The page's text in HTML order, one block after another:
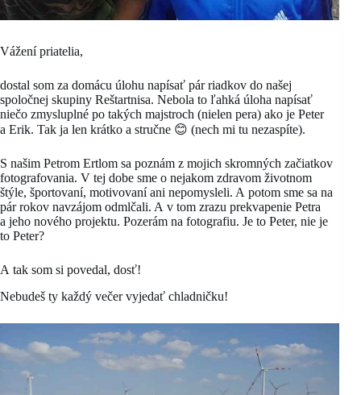
Vážení priatelia,
dostal som za domácu úlohu napísať pár riadkov do našej
spoločnej skupiny Reštartnisa. Nebola to ľahká úloha napísať
niečo zmysluplné po takých majstroch (nielen pera) ako je Peter
a Erik. Tak ja len krátko a stručne 😊 (nech mi tu nezaspíte).
S našim Petrom Ertlom sa poznám z mojich skromných začiatkov
fotografovania. V tej dobe sme o nejakom zdravom životnom
štýle, športovaní, motivovaní ani nepomysleli. A potom sme sa na
pár rokov navzájom odmlčali. A v tom zrazu prekvapenie Petra
a jeho nového projektu. Pozerám na fotografiu. Je to Peter, nie je
to Peter?
A tak som si povedal, dosť!
Nebudeš ty každý večer vyjedať chladničku!